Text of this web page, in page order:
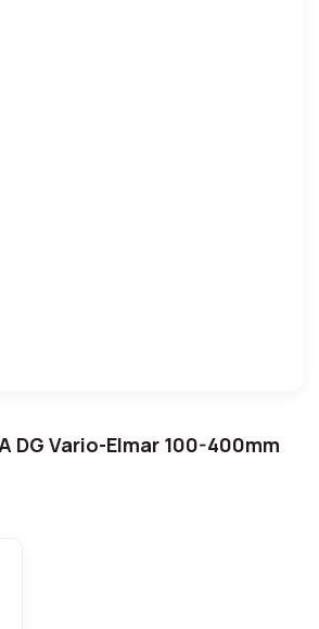
DG Vario-Elmar 100-400mm